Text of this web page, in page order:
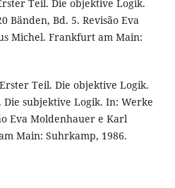
Teil. Die objektive Logik.
Bänden, Bd. 5. Revisão Eva
Michel. Frankfurt am Main:
Teil. Die objektive Logik.
subjektive Logik. In: Werke
Eva Moldenhauer e Karl
Main: Suhrkamp, 1986.